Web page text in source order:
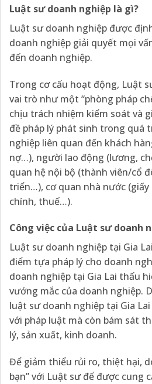
Luật sư doanh nghiệp là gì?
Luật sư doanh nghiệp được
doanh nghiệp giải quyết mọi
đến doanh nghiệp.
Trong cơ cấu hoạt động, Luật
vai trò như một “phòng pháp
chịu trách nhiệm kiểm soát và
đề pháp lý phát sinh trong quá
nghiệp liên quan đến khách
nợ…), người lao động (lương,
quan hệ nội bộ (thành viên/cổ
triển…), cơ quan nhà nước
chính, thuế…).
Công việc của Luật sư doanh
Luật sư doanh nghiệp tại Gia
điểm tựa pháp lý cho doanh
doanh nghiệp tại Gia Lai thấu
vướng mắc của doanh nghiệp.
luật sư doanh nghiệp tại Gia
với pháp luật mà còn bám sát
lý, sản xuất, kinh doanh.
Để giảm thiểu rủi ro, thiệt hại,
bạn” với Luật sư để được cung